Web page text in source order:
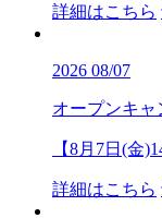
詳細はこちら
2026 08/07
オープンキャ
【8月7日(金
詳細はこちら